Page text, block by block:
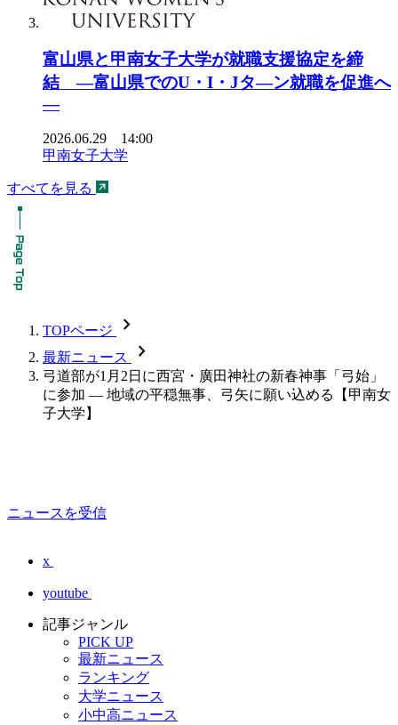
富山県と甲南女子大学が就職支援協定を締
結 ―富山県でのU・I・Jタ―ン就職を促進へ
―
2026.06.29 14:00
甲南女子大学
すべてを見る
TOPページ chevron_forward
最新ニュース chevron_forward
弓道部が1月2日に西宮・廣田神社の新春神事「弓始」
に参加 — 地域の平穏無事、弓矢に願い込める【甲南女
子大学】
ニュースを受信
x
youtube
記事ジャンル
PICK UP
最新ニュース
ランキング
大学ニュース
小中高ニュース